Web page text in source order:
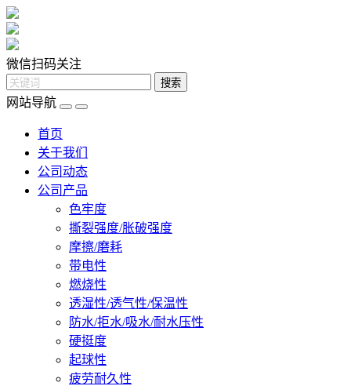
微信扫码关注
网站导航
首页
关于我们
公司动态
公司产品
色牢度
撕裂强度/胀破强度
摩擦/磨耗
带电性
燃烧性
透湿性/透气性/保温性
防水/拒水/吸水/耐水压性
硬挺度
起球性
疲劳耐久性